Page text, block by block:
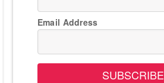
Email Address
SUBSCRIBE